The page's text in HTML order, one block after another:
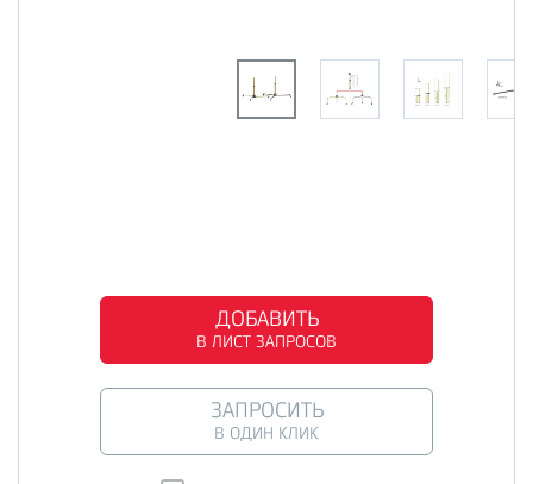
ДОБАВИТЬ
В ЛИСТ ЗАПРОСОВ
ЗАПРОСИТЬ
В ОДИН КЛИК